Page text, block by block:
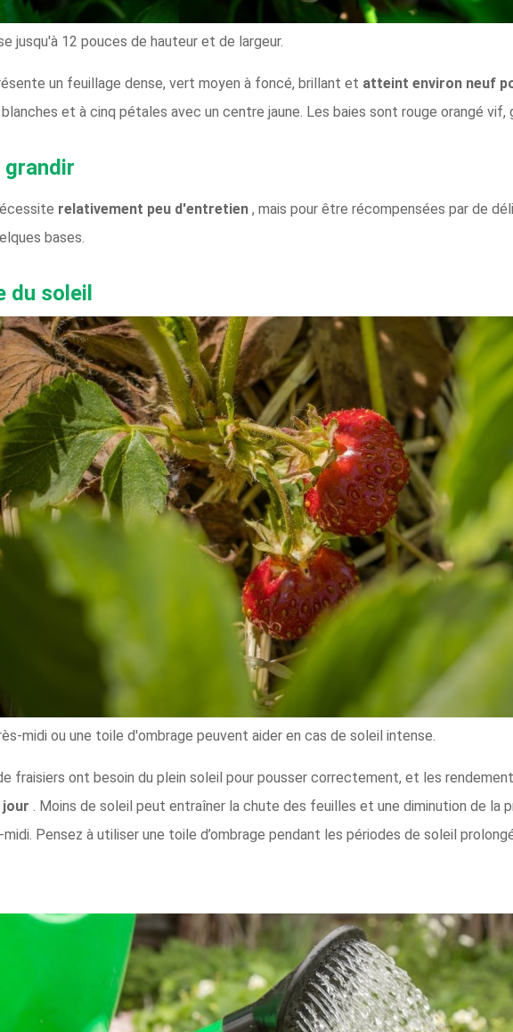
jusqu'à 12 pouces de hauteur et de largeur.
un feuillage dense, vert moyen à foncé, brillant et atteint environ neuf
et à cinq pétales avec un centre jaune. Les baies sont rouge orangé vif,
grandir
relativement peu d'entretien , mais pour être récompensées par de
bases.
du soleil
midi ou une toile d'ombrage peuvent aider en cas de soleil intense.
fraisiers ont besoin du plein soleil pour pousser correctement, et les
jour . Moins de soleil peut entraîner la chute des feuilles et une diminution de la
midi. Pensez à utiliser une toile d’ombrage pendant les périodes de soleil